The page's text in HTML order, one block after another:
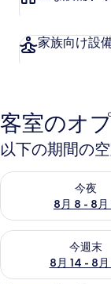
家族向け設
客室のオ
以下の期間の
今夜
8月 8 - 8月
今夜 8月 8 - 8月 9
今週末
8月 14 - 8月
今週末 8月 14 - 8月